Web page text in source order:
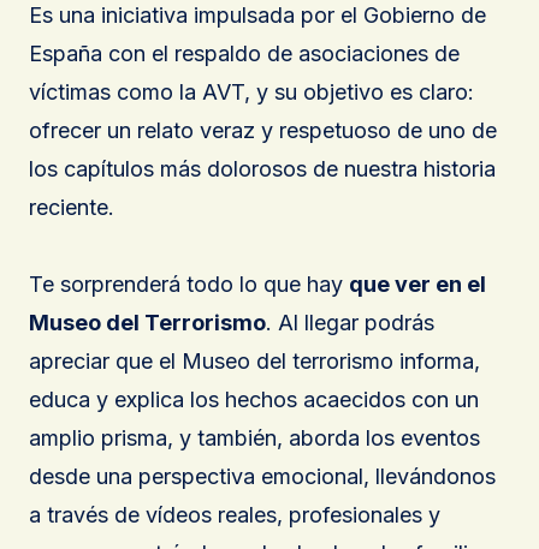
Es una iniciativa impulsada por el Gobierno de
España con el respaldo de asociaciones de
víctimas como la AVT, y su objetivo es claro:
ofrecer un relato veraz y respetuoso de uno de
los capítulos más dolorosos de nuestra historia
reciente.
Te sorprenderá todo lo que hay que ver en el
Museo del Terrorismo. Al llegar podrás
apreciar que el Museo del terrorismo informa,
educa y explica los hechos acaecidos con un
amplio prisma, y también, aborda los eventos
desde una perspectiva emocional, llevándonos
a través de vídeos reales, profesionales y